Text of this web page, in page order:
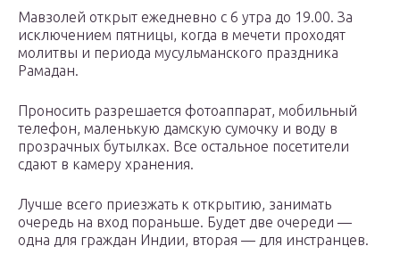
Мавзолей открыт ежедневно с 6 утра до 19.00. За
исключением пятницы, когда в мечети проходят
молитвы и периода мусульманского праздника
Рамадан.
Проносить разрешается фотоаппарат, мобильный
телефон, маленькую дамскую сумочку и воду в
прозрачных бутылках. Все остальное посетители
сдают в камеру хранения.
Лучше всего приезжать к открытию, занимать
очередь на вход пораньше. Будет две очереди —
одна для граждан Индии, вторая — для инстранцев.